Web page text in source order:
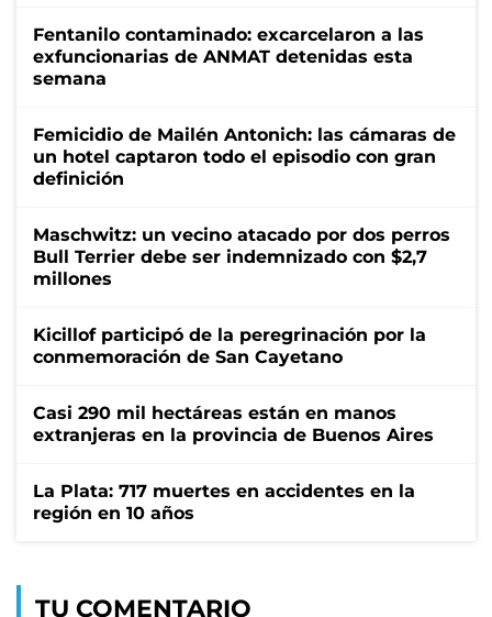
Fentanilo contaminado: excarcelaron a las
exfuncionarias de ANMAT detenidas esta
semana
Femicidio de Mailén Antonich: las cámaras de
un hotel captaron todo el episodio con gran
definición
Maschwitz: un vecino atacado por dos perros
Bull Terrier debe ser indemnizado con $2,7
millones
Kicillof participó de la peregrinación por la
conmemoración de San Cayetano
Casi 290 mil hectáreas están en manos
extranjeras en la provincia de Buenos Aires
La Plata: 717 muertes en accidentes en la
región en 10 años
TU COMENTARIO